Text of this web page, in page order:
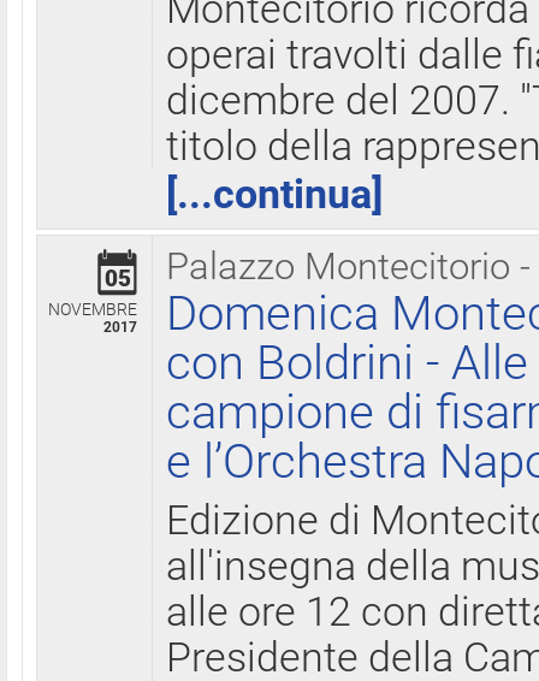
operai travolti dalle
dicembre del 2007.
titolo della
[...continua]
Palazzo Montecitorio
05
NOVEMBRE
2017
Domenica
con Boldrini -
campione di
e l’Orchestra
Edizione di
all'insegna della
alle ore 12 con
Presidente della